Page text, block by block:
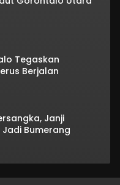
Tegaskan
Berjalan
Janji
Jadi Bumerang